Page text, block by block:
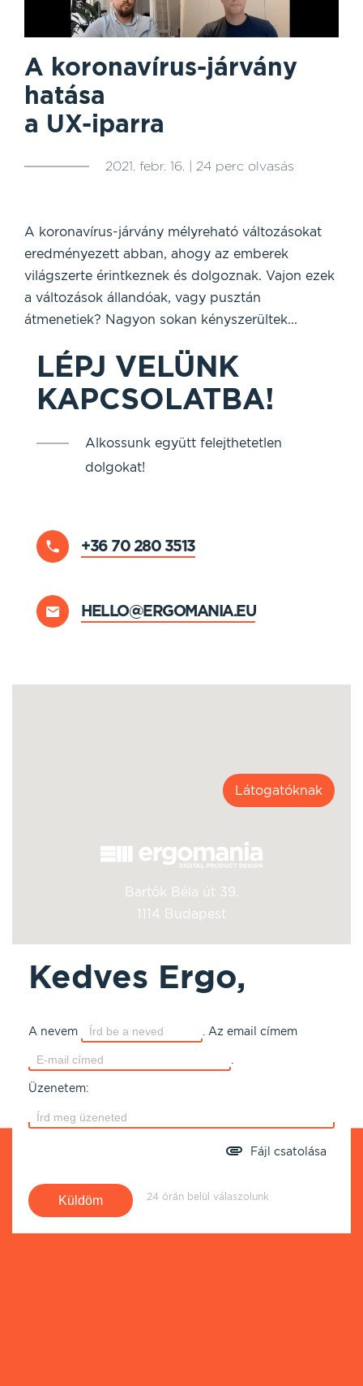
A koronavírus-járvány
hatása
a UX-iparra
2021. febr. 16. | 24 perc olvasás
A koronavírus-járvány mélyreható változásokat
eredményezett abban, ahogy az emberek
világszerte érintkeznek és dolgoznak. Vajon ezek
a változások állandóak, vagy pusztán
átmenetiek? Nagyon sokan kényszerültek...
LÉPJ VELÜNK
KAPCSOLATBA!
Alkossunk együtt felejthetetlen
dolgokat!
+36 70 280 3513
HELLO@ERGOMANIA.EU
Kedves Ergo,
A nevem Az email címem
Üzenetem:
Fájl csatolása
24 órán belül válaszolunk
Bartók Béla út 39.
1114 Budapest
Látogatóknak